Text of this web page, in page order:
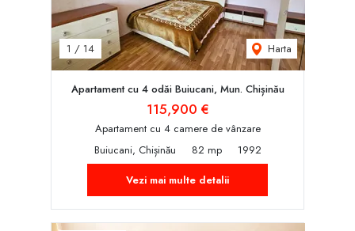
1 / 14 Harta
Apartament cu 4 odăi Buiucani, Mun. Chișinău
115,900 €
Apartament cu 4 camere de vânzare
Buiucani, Chișinău
82 mp
1992
Vezi mai multe detalii